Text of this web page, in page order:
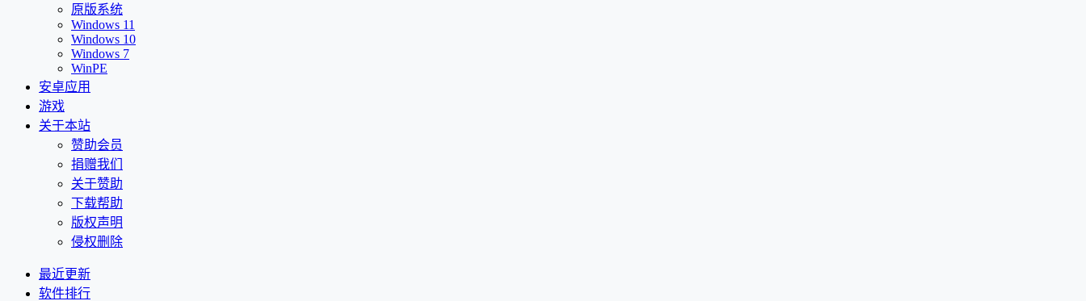
原版系统
Windows 11
Windows 10
Windows 7
WinPE
安卓应用
游戏
关于本站
赞助会员
捐赠我们
关于赞助
下载帮助
版权声明
侵权删除
最近更新
软件排行